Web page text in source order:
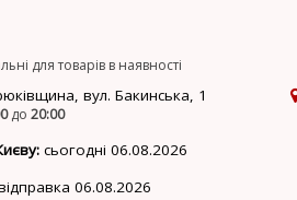
для товарів в наявності
вул. Бакинська, 1
до 20:00
сьогодні 06.08.2026
06.08.2026